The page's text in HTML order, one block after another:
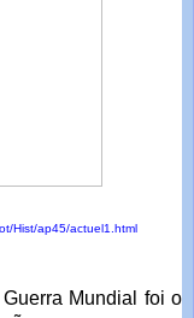
Hist/ap45/actuel1.html
Mundial foi o